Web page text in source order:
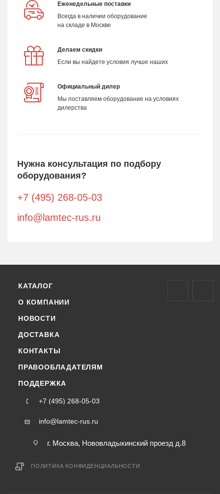
Еженедельные поставки
Всегда в наличии оборудование
на складе в Москве
Делаем скидки
Если вы найдете условия лучше наших
Официальный дилер
Мы поставляем оборудование на условиях
дилерства
Нужна консультация по подбору
оборудования?
+7 (495) 268-05-03
info@lamtec-rus.ru
КАТАЛОГ
О КОМПАНИИ
НОВОСТИ
ДОСТАВКА
КОНТАКТЫ
ПРАВООБЛАДАТЕЛЯМ
ПОДДЕРЖКА
+7 (495) 268-05-03
info@lamtec-rus.ru
г. Москва, Нововладыкинский проезд д.8
ПОЛИТИКА КОНФИДЕНЦИАЛЬНОСТИ